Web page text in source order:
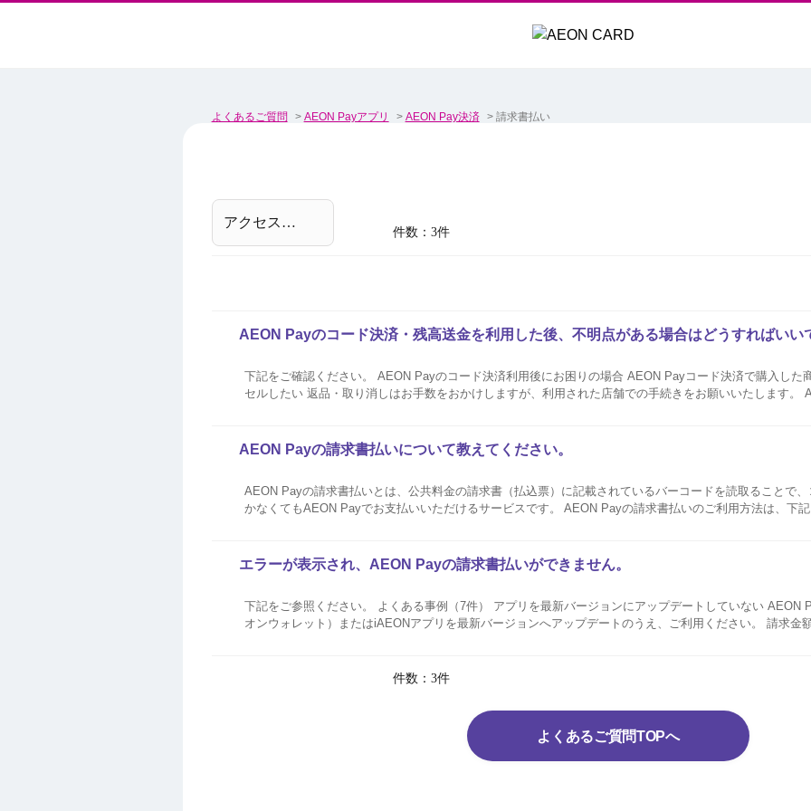
よくあるご質問 > AEON Payアプリ > AEON Pay決済 > 請求書払い
件数：3件
AEON Payのコード決済・残高送金を利用した後、不明点がある場合はどうすればいい
下記をご確認ください。 AEON Payのコード決済利用後にお困りの場合 AEON Payコード決済で購入した商品を返品・キャン
セルしたい 返品・取り消しはお手数をおかけしますが、利用された店舗での手続きをお願いいたします。 AEON Payコード決
AEON Payの請求書払いについて教えてください。
AEON Payの請求書払いとは、公共料金の請求書（払込票）に記載されているバーコードを読取ることで
かなくてもAEON Payでお支払いいただけるサービスです。 AEON Payの請求書払いのご利用方法は、下
エラーが表示され、AEON Payの請求書払いができません。
下記をご参照ください。 よくある事例（7件） アプリを最新バージョンにアップデートしていない AEON Payアプリ（旧：イ
オンウォレット）またはiAEONアプリを最新バージョンへアップデートのうえ、ご利用ください。 請求金額がお支払い上限金
件数：3件
よくあるご質問TOPへ